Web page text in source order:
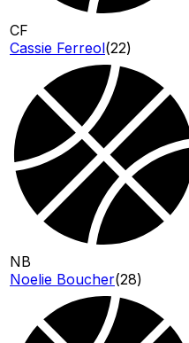
CF
Cassie Ferreol(22)
NB
Noelie Boucher(28)